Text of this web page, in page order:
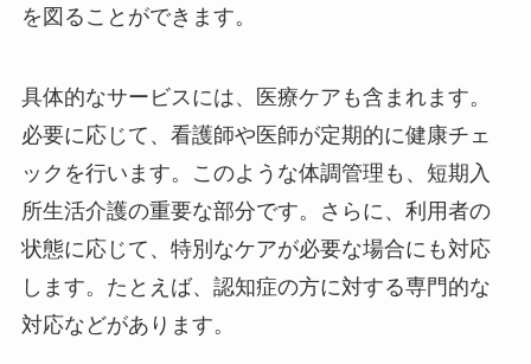
を図ることができます。
具体的なサービスには、医療ケアも含まれます。
必要に応じて、看護師や医師が定期的に健康チェ
ックを行います。このような体調管理も、短期入
所生活介護の重要な部分です。さらに、利用者の
状態に応じて、特別なケアが必要な場合にも対応
します。たとえば、認知症の方に対する専門的な
対応などがあります。